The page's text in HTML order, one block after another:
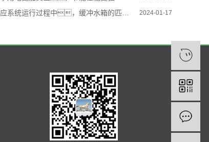
统运行过程中，缓冲水箱的匹配非常重要 2024-01-17